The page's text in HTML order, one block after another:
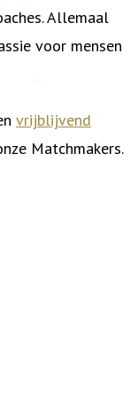
Allemaal
voor mensen
vrijblijvend
Matchmakers.